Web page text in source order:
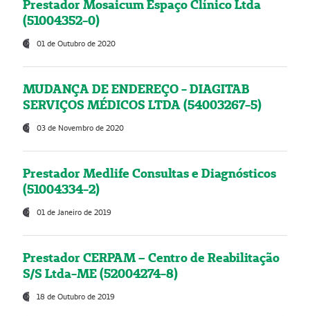
Prestador Mosaicum Espaço Clínico Ltda
(51004352-0)
01 de Outubro de 2020
MUDANÇA DE ENDEREÇO - DIAGITAB
SERVIÇOS MÉDICOS LTDA (54003267-5)
03 de Novembro de 2020
Prestador Medlife Consultas e Diagnósticos
(51004334-2)
01 de Janeiro de 2019
Prestador CERPAM – Centro de Reabilitação
S/S Ltda-ME (52004274-8)
18 de Outubro de 2019